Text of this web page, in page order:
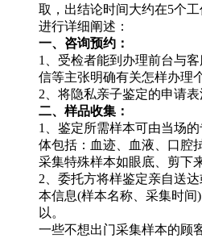
取，出结论时间大约在5个
进行详细阐述：
一、咨询预约：
1、受检者能到办理前台与
信等主张明确有关怎样办理
2、将隐私亲子鉴定的申请表
二、样品收集：
1、鉴定所需样本可由当场
体包括：血迹、血液、口腔
采集特殊样本如眼底、剪下
2、委托方将样鉴定亲自送
本信息(样本名称、采集时
以。
一些不想出门采集样本的顾